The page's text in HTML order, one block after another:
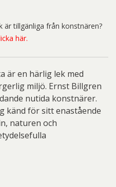
är tillgänliga från konstnären?
här.
är en härlig lek med
miljö. Ernst Billgren
nutida konstnärer.
känd för sitt enastående
naturen och